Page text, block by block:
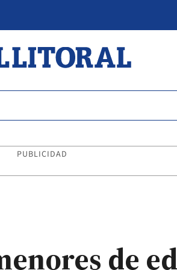
PUBLICIDAD
de